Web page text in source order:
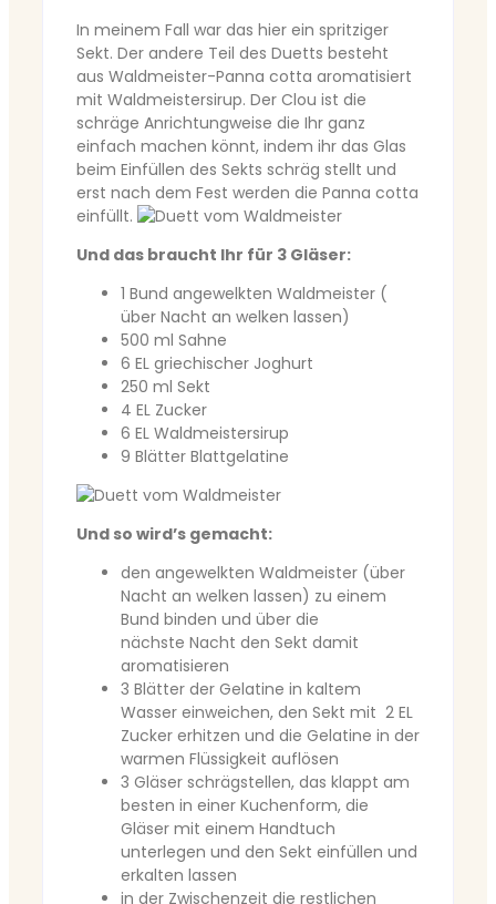
In meinem Fall war das hier ein spritziger
Sekt. Der andere Teil des Duetts besteht
aus Waldmeister-Panna cotta aromatisiert
mit Waldmeistersirup. Der Clou ist die
schräge Anrichtungweise die Ihr ganz
einfach machen könnt, indem ihr das Glas
beim Einfüllen des Sekts schräg stellt und
erst nach dem Fest werden die Panna cotta
einfüllt.
Und das braucht Ihr für 3 Gläser:
1 Bund angewelkten Waldmeister (
über Nacht an welken lassen)
500 ml Sahne
6 EL griechischer Joghurt
250 ml Sekt
4 EL Zucker
6 EL Waldmeistersirup
9 Blätter Blattgelatine
Und so wird’s gemacht:
den angewelkten Waldmeister (über
Nacht an welken lassen) zu einem
Bund binden und über die
nächste Nacht den Sekt damit
aromatisieren
3 Blätter der Gelatine in kaltem
Wasser einweichen, den Sekt mit 2 EL
Zucker erhitzen und die Gelatine in der
warmen Flüssigkeit auflösen
3 Gläser schrägstellen, das klappt am
besten in einer Kuchenform, die
Gläser mit einem Handtuch
unterlegen und den Sekt einfüllen und
erkalten lassen
in der Zwischenzeit die restlichen